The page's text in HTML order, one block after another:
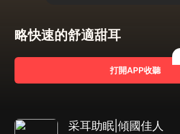
略快速的舒適甜耳
打開APP收聽
采耳助眠|傾國佳人